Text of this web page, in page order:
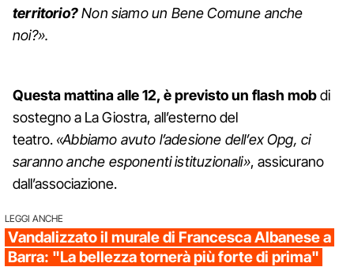
territorio?Non siamo un Bene Comune anche
noi?».
Questa mattina alle 12, è previsto un flash mobdi
sostegno a La Giostra, all’esterno del
teatro. «Abbiamo avuto l’adesione dell’ex Opg, ci
saranno anche esponenti istituzionali», assicurano
dall’associazione.
LEGGI ANCHE
Vandalizzato il murale di Francesca Albanese a
Barra: "La bellezza tornerà più forte di prima"